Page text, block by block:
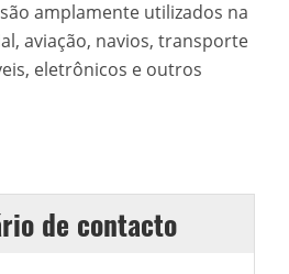
amplamente utilizados na
aviação, navios, transporte
eletrônicos e outros
de contacto